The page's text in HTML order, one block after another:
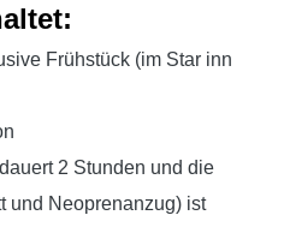
Frühstück (im Star inn
2 Stunden und die
und Neoprenanzug) ist